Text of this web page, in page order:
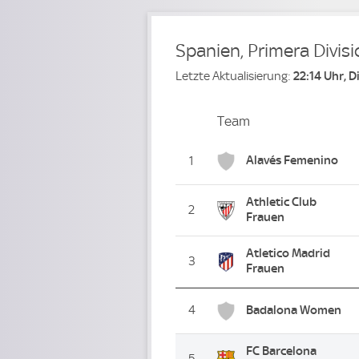
Spanien, Primera
Letzte Aktualisierung: 22:14 Uhr,
PlatzTeam
1 Alavés Femenino
2
Athletic Club
Frauen
3
Atletico Madrid
Frauen
4 Badalona Women
FC Barcelona